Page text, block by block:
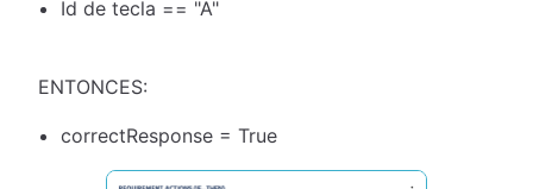
Id de tecla == "A"
ENTONCES:
correctResponse = True